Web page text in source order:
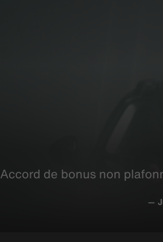
Accord de bonus non
—